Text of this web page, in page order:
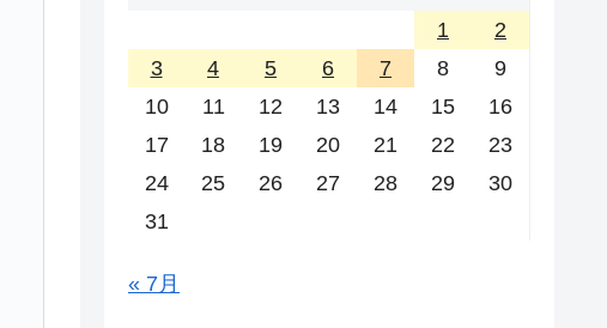
1
2
3
4 5 6 7 8
9
10
11 12 13 14 15
16
17
18 19 20 21 22
23
24
25 26 27 28 29
30
31
« 7月